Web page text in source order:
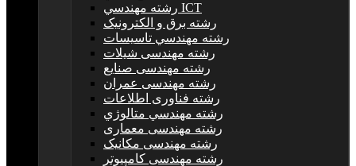
رشته مهندسي ICT
رشته برق و الکترونيک
رشته مهندسي تاسيسات
رشته مهندسی شیلات
رشته مهندسی صنایع
رشته مهندسی عمران
رشته فناوری اطلاعات
رشته مهندسي متالوژي
رشته مهندسی معماری
رشته مهندسی مکانیک
رشته مهندسی کامپیوتر